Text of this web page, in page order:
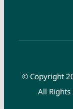
© Copyright
All Rights